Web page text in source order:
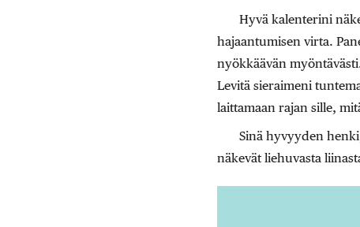
Hyvä kalenterini
hajaantumisen virta.
nyökkäävän
Levitä sieraimeni
laittamaan rajan sille,
Sinä hyvyyden
näkevät liehuvasta